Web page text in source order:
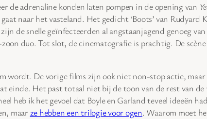
de adrenaline konden laten pompen in de opening van
naar het vasteland. Het gedicht ‘Boots’ van
de snelle geïnfecteerden al angstaanjagend genoeg
duo. Tot slot, de cinematografie is prachtig. De
wordt. De vorige films zijn ook niet non-stop actie, maar
einde. Het past totaal niet bij de toon van de rest van
heb ik het gevoel dat Boyle en Garland teveel ideeën
maar ze hebben een trilogie voor ogen. Waarom moet